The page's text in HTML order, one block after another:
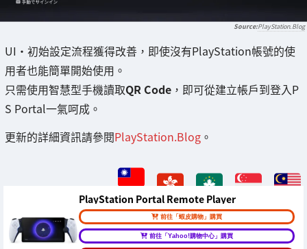
PlayStation.Blog
UI・初始設定流程獲得改善，即使沒有PlayStation帳號的使
用者也能簡單開始使用。
只需使用智慧型手機讀取QR Code ，即可從建立帳戶到登入P
S Portal一氣呵成。
更新的詳細資訊請參閱PlayStation.Blog 。
PlayStation Portal Remote Player
前往「蝦皮購物」購買
前往「Yahoo!購物中心」購買